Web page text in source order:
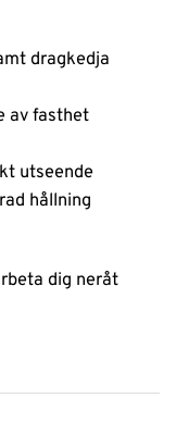
dragkedja
av fasthet
utseende
hållning
dig neråt